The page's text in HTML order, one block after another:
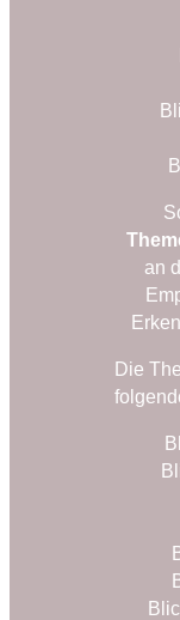
an
Die